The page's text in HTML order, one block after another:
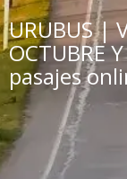
URUBUS |
OCTUBRE
pasajes